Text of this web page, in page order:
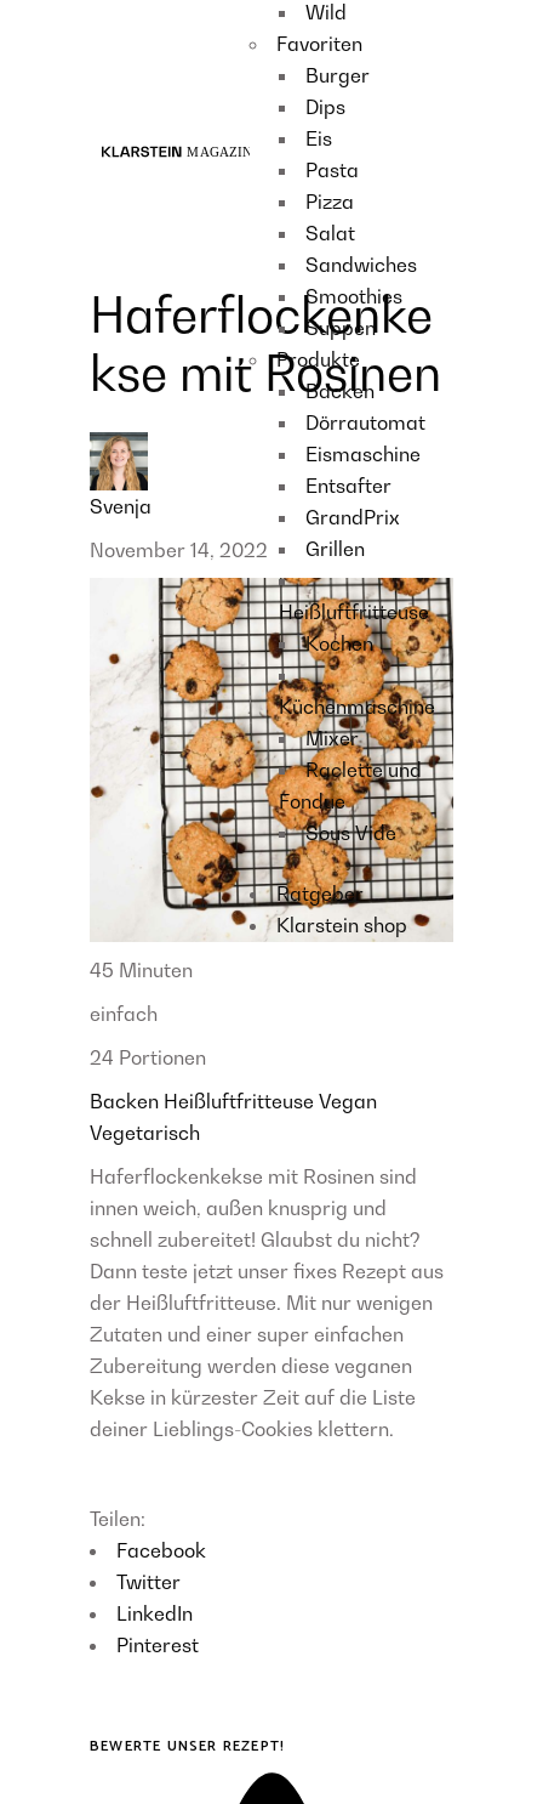
Wild
Favoriten
Burger
Dips
Eis
Pasta
Pizza
Salat
Sandwiches
Smoothies
Suppen
Produkte
Backen
Dörrautomat
Eismaschine
Entsafter
GrandPrix
Grillen
Heißluftfritteuse
Kochen
Küchenmaschine
Mixer
Raclette und
Fondue
Sous Vide
Ratgeber
Klarstein shop
Haferflockenke
kse mit Rosinen
Svenja
November 14, 2022
45 Minuten
einfach
24 Portionen
Backen Heißluftfritteuse Vegan
Vegetarisch
Haferflockenkekse mit Rosinen sind
innen weich, außen knusprig und
schnell zubereitet! Glaubst du nicht?
Dann teste jetzt unser fixes Rezept aus
der Heißluftfritteuse. Mit nur wenigen
Zutaten und einer super einfachen
Zubereitung werden diese veganen
Kekse in kürzester Zeit auf die Liste
deiner Lieblings-Cookies klettern.
Teilen:
Facebook
Twitter
LinkedIn
Pinterest
BEWERTE UNSER REZEPT!